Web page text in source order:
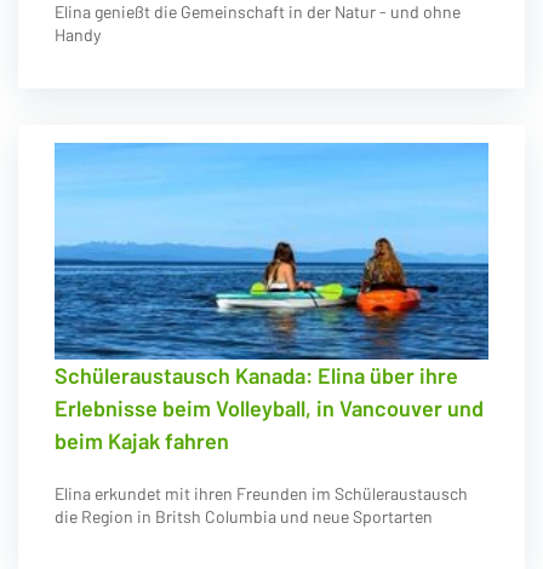
Elina genießt die Gemeinschaft in der Natur - und ohne
Handy
Schüleraustausch Kanada: Elina über ihre
Erlebnisse beim Volleyball, in Vancouver und
beim Kajak fahren
Elina erkundet mit ihren Freunden im Schüleraustausch
die Region in Britsh Columbia und neue Sportarten